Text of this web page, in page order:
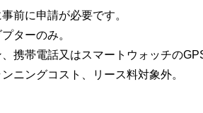
前に申請が必要です。
ターのみ。
携帯電話又はスマートウォッチの
ニングコスト、リース料対象外。